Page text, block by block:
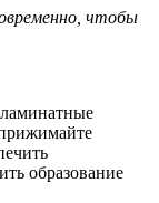
чтобы
образование